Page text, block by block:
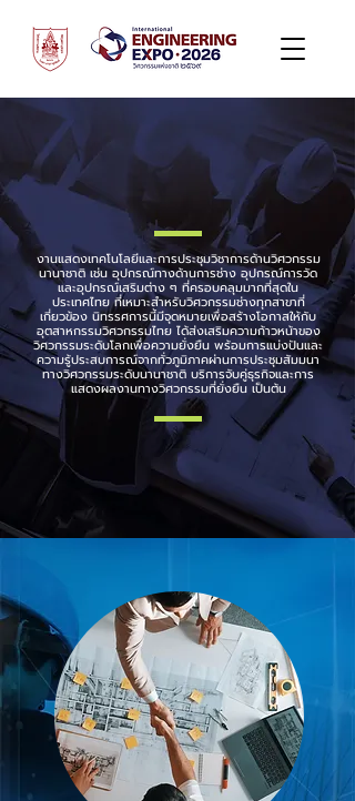
งานแสดงเทคโนโลยีและการประชุมวิชาการด้านวิศวกรรม
นานาชาติ เช่น อุปกรณ์ทางด้านการช่าง อุปกรณ์การวัด
และอุปกรณ์เสริมต่าง ๆ ที่ครอบคลุมมากที่สุดใน
ประเทศไทย ที่เหมาะสำหรับวิศวกรรมช่างทุกสาขาที่
เกี่ยวข้อง นิทรรศการนี้มีจุดหมายเพื่อสร้างโอกาสให้กับ
อุตสาหกรรมวิศวกรรมไทย ได้ส่งเสริมความก้าวหน้าของ
วิศวกรรมระดับโลกเพื่อความยั่งยืน พร้อมการแบ่งปันและ
ความรู้ประสบการณ์จากทั่วภูมิภาคผ่านการประชุมสัมมนา
ทางวิศวกรรมระดับนานาชาติ บริการจับคู่ธุรกิจและการ
แสดงผลงานทางวิศวกรรมที่ยั่งยืน เป็นต้น